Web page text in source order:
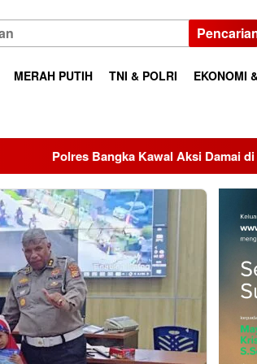
MERAH PUTIH TNI & POLRI EKONOMI
Kawal Aksi Damai di Kantor Bupati,